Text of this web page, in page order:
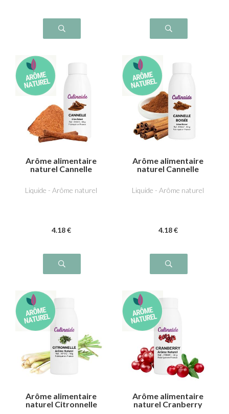
Arôme alimentaire
naturel Cannelle
Liquide - Arôme naturel
4.18 €
Arôme alimentaire
naturel Cannelle
Liquide - Arôme naturel
4.18 €
Arôme alimentaire
naturel Citronnelle
Arôme alimentaire
naturel Cranberry